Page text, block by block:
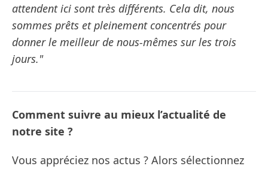
attendent ici sont très différents. Cela dit, nous
sommes prêts et pleinement concentrés pour
donner le meilleur de nous-mêmes sur les trois
jours."
Comment suivre au mieux l’actualité de
notre site ?
Vous appréciez nos actus ? Alors sélectionnez